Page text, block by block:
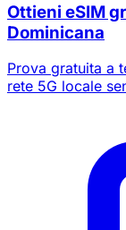
Ottieni eSIM
Dominicana
Prova gratuita a
rete 5G locale